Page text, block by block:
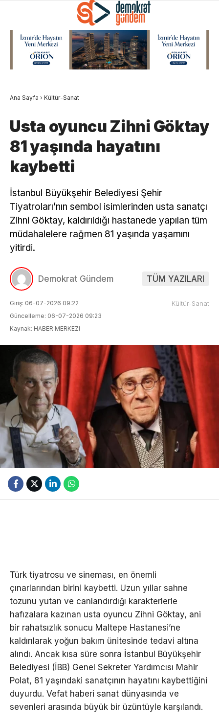
Ana Sayfa › Kültür-Sanat
Usta oyuncu Zihni Göktay
81 yaşında hayatını
kaybetti
İstanbul Büyükşehir Belediyesi Şehir
Tiyatroları’nın sembol isimlerinden usta sanatçı
Zihni Göktay, kaldırıldığı hastanede yapılan tüm
müdahalelere rağmen 81 yaşında yaşamını
yitirdi.
Demokrat Gündem TÜM YAZILARI
Giriş: 06-07-2026 09:22
Güncelleme: 06-07-2026 09:23
Kaynak: HABER MERKEZI
Kültür-Sanat
Türk tiyatrosu ve sineması, en önemli
çınarlarından birini kaybetti. Uzun yıllar sahne
tozunu yutan ve canlandırdığı karakterlerle
hafızalara kazınan usta oyuncu Zihni Göktay, ani
bir rahatsızlık sonucu Maltepe Hastanesi’ne
kaldırılarak yoğun bakım ünitesinde tedavi altına
alındı. Ancak kısa süre sonra İstanbul Büyükşehir
Belediyesi (İBB) Genel Sekreter Yardımcısı Mahir
Polat, 81 yaşındaki sanatçının hayatını kaybettiğini
duyurdu. Vefat haberi sanat dünyasında ve
sevenleri arasında büyük bir üzüntüyle karşılandı.